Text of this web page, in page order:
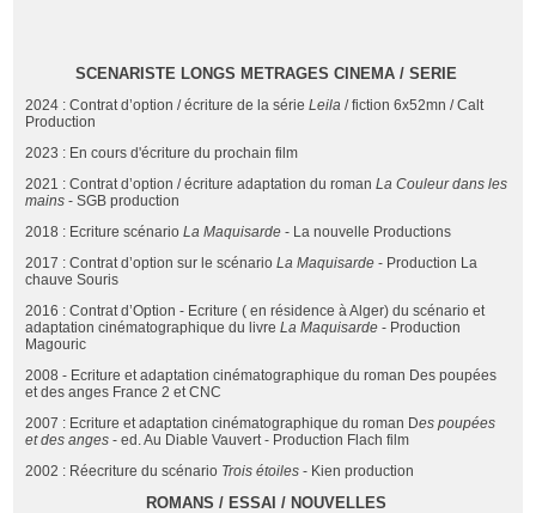
SCENARISTE LONGS METRAGES CINEMA / SERIE
2024 : Contrat d’option / écriture de la sérieLeila/ fiction 6x52mn / Calt
Production
2023 : En cours d'écriture du prochain film
2021 : Contrat d’option / écriture adaptation du romanLa Couleur dans les
mains- SGB production
2018 : Ecriture scénarioLa Maquisarde- La nouvelle Productions
2017 : Contrat d’option sur le scénarioLa Maquisarde- Production La
chauve Souris
2016 : Contrat d’Option - Ecriture ( en résidence à Alger) du scénario et
adaptation cinématographique du livreLa Maquisarde- Production
Magouric
2008 - Ecriture et adaptation cinématographique du roman Des poupées
et des anges France 2 et CNC
2007 : Ecriture et adaptation cinématographique du roman Des poupées
et des anges- ed. Au Diable Vauvert - Production Flach film
2002 : Réecriture du scénario Trois étoiles- Kien production
ROMANS / ESSAI / NOUVELLES